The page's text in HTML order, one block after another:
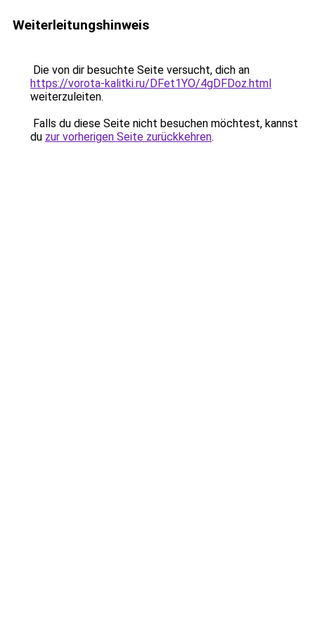
Weiterleitungshinweis
Die von dir besuchte Seite versucht, dich an
https://vorota-kalitki.ru/DFet1YO/4gDFDoz.html
weiterzuleiten.
Falls du diese Seite nicht besuchen möchtest, kannst
du zur vorherigen Seite zurückkehren.